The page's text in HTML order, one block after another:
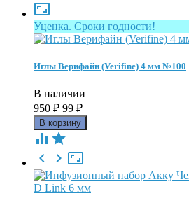

Уценка. Сроки годности!
Иглы Верифайн (Verifine) 4 мм №100
В наличии
950 ₽ 99 ₽
 

 